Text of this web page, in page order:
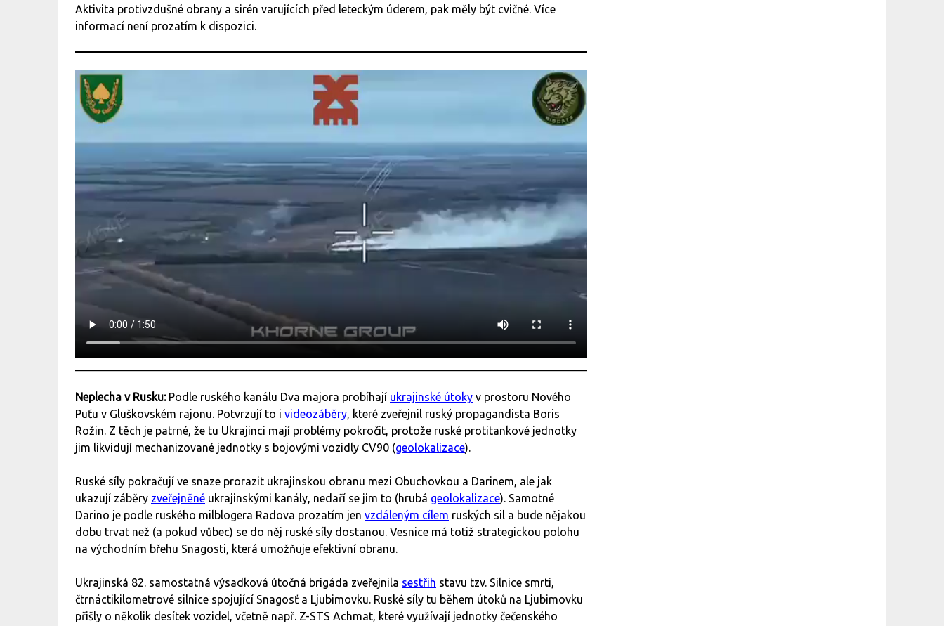
Aktivita protivzdušné obrany a sirén varujících před leteckým úderem, pak měly být cvičné. Více
informací není prozatím k dispozici.
Neplecha v Rusku: Podle ruského kanálu Dva majora probíhají ukrajinské útoky v prostoru Nového
Puťu v Gluškovském rajonu. Potvrzují to i videozáběry, které zveřejnil ruský propagandista Boris
Rožin. Z těch je patrné, že tu Ukrajinci mají problémy pokročit, protože ruské protitankové jednotky
jim likvidují mechanizované jednotky s bojovými vozidly CV90 (geolokalizace).
Ruské síly pokračují ve snaze prorazit ukrajinskou obranu mezi Obuchovkou a Darinem, ale jak
ukazují záběry zveřejněné ukrajinskými kanály, nedaří se jim to (hrubá geolokalizace). Samotné
Darino je podle ruského milblogera Radova prozatím jen vzdáleným cílem ruských sil a bude nějakou
dobu trvat než (a pokud vůbec) se do něj ruské síly dostanou. Vesnice má totiž strategickou polohu
na východním břehu Snagosti, která umožňuje efektivní obranu.
Ukrajinská 82. samostatná výsadková útočná brigáda zveřejnila sestřih stavu tzv. Silnice smrti,
čtrnáctikilometrové silnice spojující Snagosť a Ljubimovku. Ruské síly tu během útoků na Ljubimovku
přišly o několik desítek vozidel, včetně např. Z-STS Achmat, které využívají jednotky čečenského